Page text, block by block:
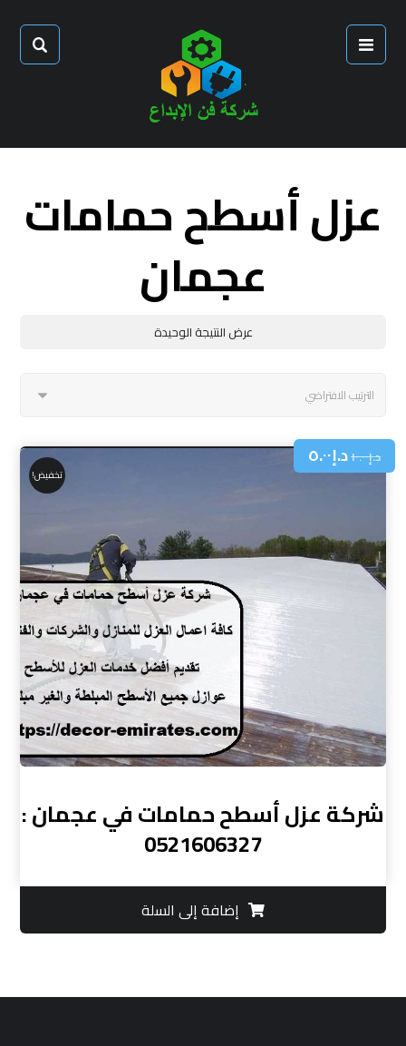
عزل أسطح حمامات
عجمان
عرض النتيجة الوحيدة
شركة عزل أسطح حمامات في عجمان :
0521606327
د.إ١٠.٠٠د.إ٥.٠٠
تخفيض!
إضافة إلى السلة